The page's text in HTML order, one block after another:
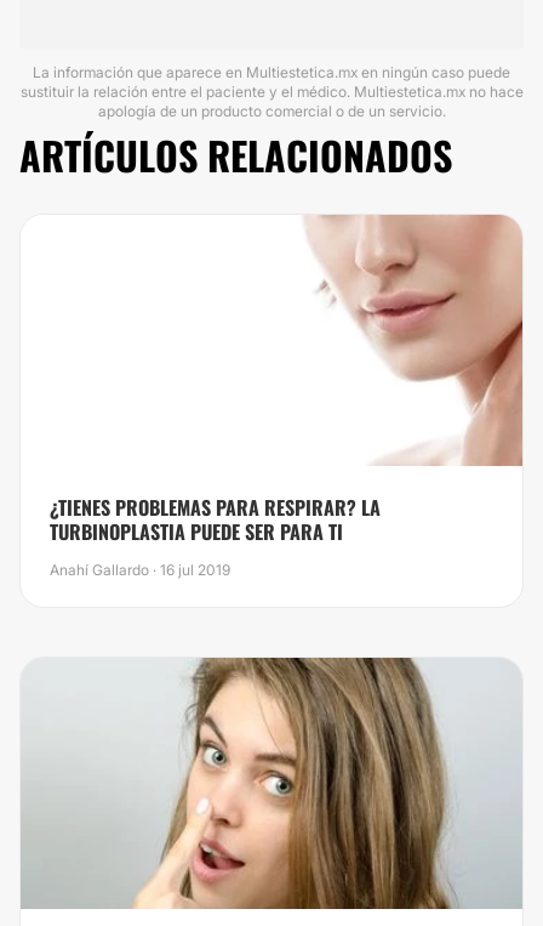
La información que aparece en Multiestetica.mx en ningún caso puede
sustituir la relación entre el paciente y el médico. Multiestetica.mx no hace
apología de un producto comercial o de un servicio.
ARTÍCULOS RELACIONADOS
​¿TIENES PROBLEMAS PARA RESPIRAR? LA
TURBINOPLASTIA PUEDE SER PARA TI
Anahí Gallardo · 16 jul 2019